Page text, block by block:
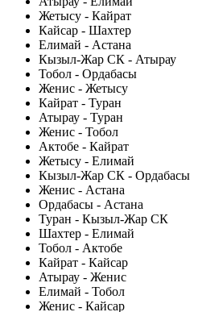
Жетысу - Кайрат
Кайсар - Шахтер
Елимай - Астана
Кызыл-Жар СК - Атырау
Тобол - Ордабасы
Женис - Жетысу
Кайрат - Туран
Атырау - Туран
Женис - Тобол
Актобе - Кайрат
Жетысу - Елимай
Кызыл-Жар СК - Ордабасы
Женис - Астана
Ордабасы - Астана
Туран - Кызыл-Жар СК
Шахтер - Елимай
Тобол - Актобе
Кайрат - Кайсар
Атырау - Женис
Елимай - Тобол
Женис - Кайсар